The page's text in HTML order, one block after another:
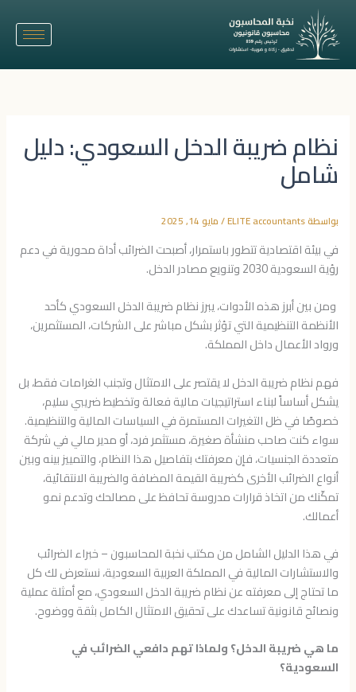
المحتوى
نظام ضريبة الدخل السعودي: دليل
شامل
بواسطة ELITE accountants
/مايو 14, 2025
في بيئة اقتصادية تتطور باستمرار، أصبحت الضرائب أداة محورية في دعم
رؤية السعودية 2030 وتنويع مصادر الدخل.
ومن بين أبرز هذه الأدوات، يبرز نظام ضريبة الدخل السعودي كأحد
الأنظمة التنظيمية التي تؤثر بشكل مباشر على الشركات، المستثمرين،
ورواد الأعمال داخل المملكة.
فهم نظام ضريبة الدخل لا يقتصر على الامتثال وتجنب الغرامات فقط، بل
يشكل أساساً لبناء استراتيجيات مالية فعالة وتخطيط ضريبي سليم،
خصوصًا في ظل التغيرات المستمرة في السياسات المالية والتنظيمية.
سواء كنت صاحب منشأة صغيرة، مستثمر فرد، أو مدير مالي في شركة
متعددة الجنسيات، فإن معرفتك بتفاصيل هذا النظام، والتمييز بينه وبين
أنواع الضرائب الأخرى كضريبة القيمة المضافة والضريبة الانتقائية،
تمكّنك من اتخاذ قرارات مدروسة تحافظ على مصالحك وتدعم نمو
أعمالك.
في هذا الدليل الشامل من مكتب نخبة المحاسبون – خبراء الضرائب
والاستشارات المالية في المملكة العربية السعودية، نستعرض لك كل
ما تحتاج إلى معرفته عن نظام ضريبة الدخل السعودي، مع أمثلة عملية
ونصائح قانونية تساعدك على تحقيق الامتثال الكامل بثقة ووضوح.
ما هي ضريبة الدخل؟ ولماذا تهم دافعي الضرائب في
السعودية؟